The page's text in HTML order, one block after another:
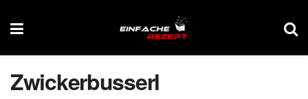
Zwickerbusserl